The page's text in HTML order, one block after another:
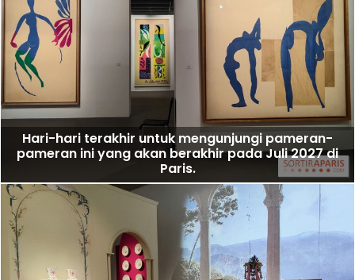
Hari-hari terakhir untuk mengunjungi pameran-
pameran ini yang akan berakhir pada Juli 2027 di
Paris.